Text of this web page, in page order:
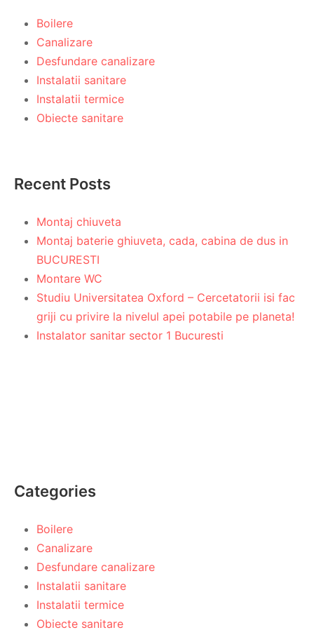
Boilere
Canalizare
Desfundare canalizare
Instalatii sanitare
Instalatii termice
Obiecte sanitare
Recent Posts
Montaj chiuveta
Montaj baterie ghiuveta, cada, cabina de dus in
BUCURESTI
Montare WC
Studiu Universitatea Oxford – Cercetatorii isi fac
griji cu privire la nivelul apei potabile pe planeta!
Instalator sanitar sector 1 Bucuresti
Categories
Boilere
Canalizare
Desfundare canalizare
Instalatii sanitare
Instalatii termice
Obiecte sanitare